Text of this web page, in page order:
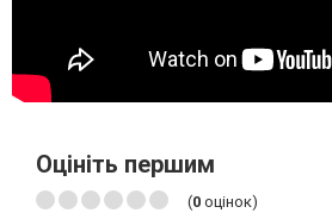
Оцініть першим
(0 оцінок)